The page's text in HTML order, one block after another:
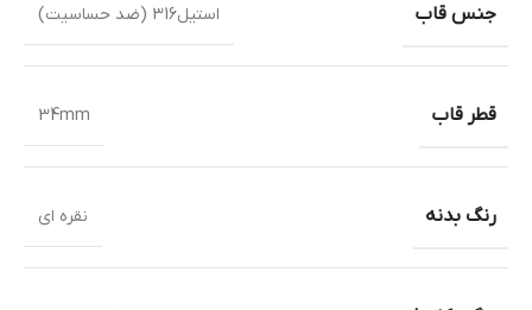
جنس قاب استیل316 (ضد حساسیت)
قطر قاب 34mm
رنگ بدنه نقره ای